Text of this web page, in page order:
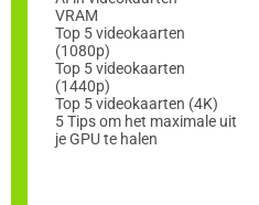
VRAM
Top 5 videokaarten
(1080p)
Top 5 videokaarten
(1440p)
Top 5 videokaarten (4K)
5 Tips om het maximale uit
je GPU te halen